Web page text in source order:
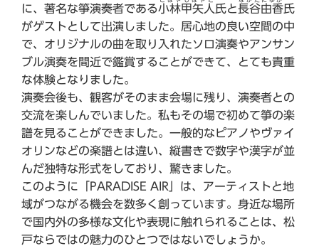
に、著名な箏演奏者である小林甲矢人 氏と長谷由香氏
がゲストとして出演しました。居心地の良い空間の中
で、オリジナルの曲を取り入れたソロ演奏やアンサン
ブル演奏を間近で鑑賞することができて、とても貴重
な体験となりました。
演奏会後も、観客がそのまま会場に残り、演奏者との
交流を楽しんでいました。私もその場で初めて箏の楽
譜を見ることができました。一般的なピアノやヴァイ
オリンなどの楽譜とは違い、縦書きで数字や漢字が並
んだ独特な形式をしており、驚きました。
このように「PARADISE AIR」は、アーティストと地
域がつながる機会を数多く創っています。身近な場所
で国内外の多様な文化や表現に触れられることは、松
戸ならではの魅力のひとつではないでしょうか。